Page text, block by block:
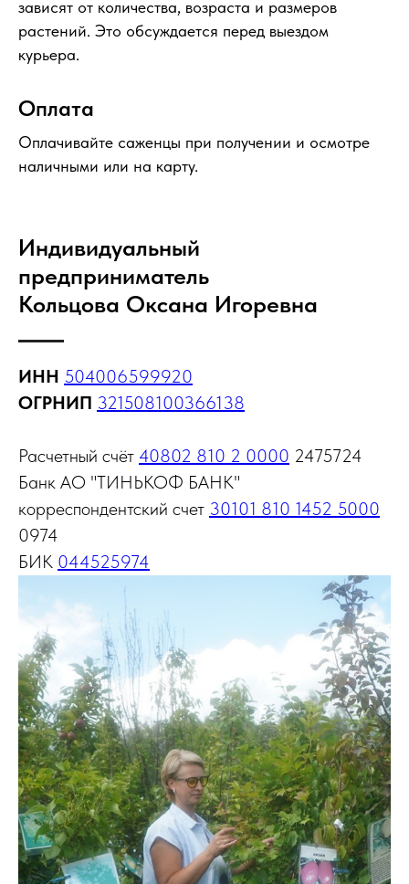
зависят от количества, возраста и размеров
растений. Это обсуждается перед выездом
курьера.
Оплата
Оплачивайте саженцы при получении и осмотре
наличными или на карту.
Индивидуальный
предприниматель
Кольцова Оксана Игоревна
ИНН 504006599920
ОГРНИП 321508100366138
Расчетный счёт 40802 810 2 0000 2475724
Банк АО "ТИНЬКОФ БАНК"
корреспондентский счет 30101 810 1452 5000
0974
БИК 044525974